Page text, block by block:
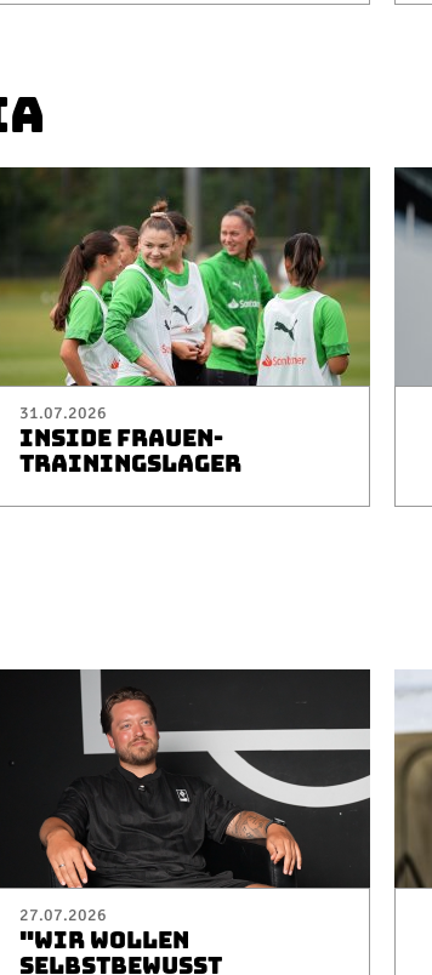
31.07.2026
INSIDE FRAUEN-
TRAININGSLAGER
27.07.2026
"WIR WOLLEN
SELBSTBEWUSST